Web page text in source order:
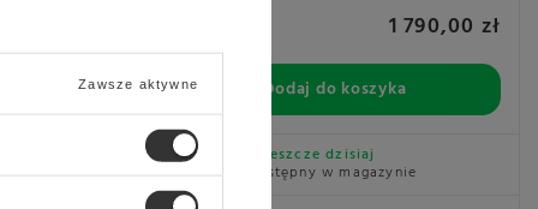
1 790,00 zł
Dodaj do koszyka
Wysyłka jeszcze dzisiaj
Towar dostępny w magazynie
Zawsze aktywne